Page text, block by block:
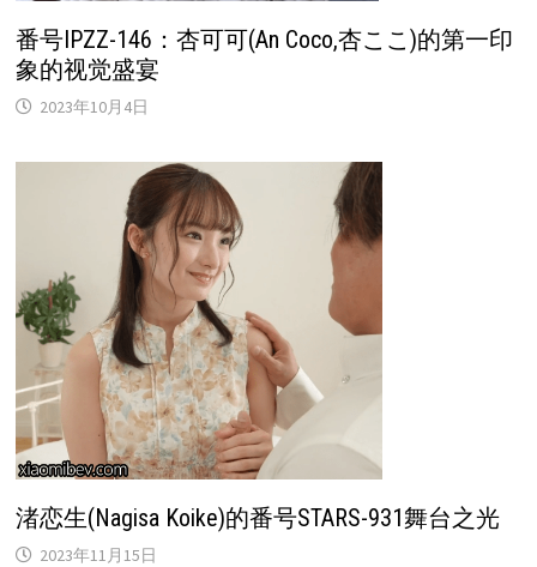
番号IPZZ-146：杏可可(An Coco,杏ここ)的第一印
象的视觉盛宴
2023年10月4日
渚恋生(Nagisa Koike)的番号STARS-931舞台之光
2023年11月15日